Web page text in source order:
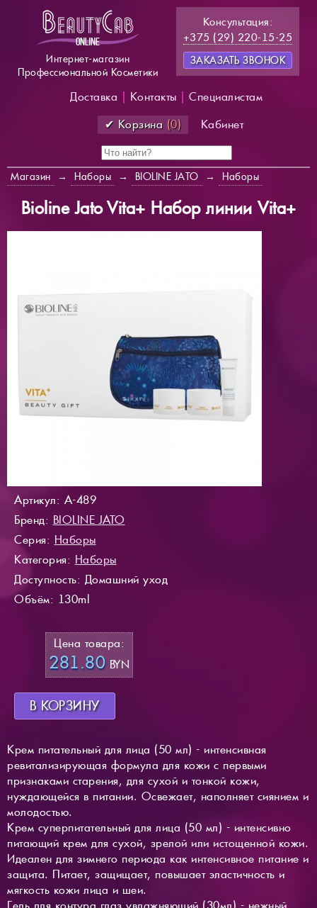
Интернет-магазин
Профессиональной Косметики
Консультация:
+375 (29) 220-15-25
ЗАКАЗАТЬ ЗВОНОК
Доставка Контакты
Специалистам
✔ Корзина (0) Кабинет
Магазин → Наборы → BIOLINE JATO → Наборы
Bioline Jato Vita+ Набор линии Vita+
Артикул: A-489
Бренд: BIOLINE JATO
Серия: Наборы
Категория: Наборы
Доступность: Домашний уход
Объём: 130ml
Цена товара:
281.80BYN
В КОРЗИНУ
Крем питательный для лица (50 мл) - интенсивная
ревитализирующая формула для кожи с первыми
признаками старения, для сухой и тонкой кожи,
нуждающейся в питании. Освежает, наполняет сиянием и
молодостью.
Крем суперпитательный для лица (50 мл) - интенсивно
питающий крем для сухой, зрелой или истощенной кожи.
Идеален для зимнего периода как интенсивное питание и
защита. Питает, защищает, повышает эластичность и
мягкость кожи лица и шеи.